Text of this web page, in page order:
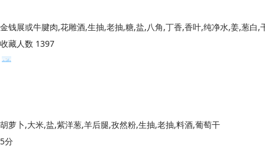
收藏人数 1397
胡萝卜,大米,盐,紫洋葱,羊后腿,孜然粉,生抽,老抽,料酒,葡萄干
5分